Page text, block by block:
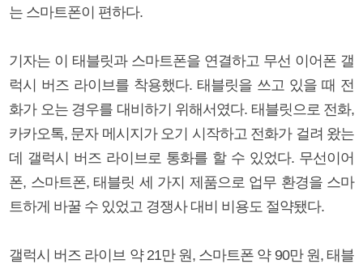
는 스마트폰이 편하다.
기자는 이 태블릿과 스마트폰을 연결하고 무선 이어폰 갤
럭시 버즈 라이브를 착용했다. 태블릿을 쓰고 있을 때 전
화가 오는 경우를 대비하기 위해서였다. 태블릿으로 전화,
카카오톡, 문자 메시지가 오기 시작하고 전화가 걸려 왔는
데 갤럭시 버즈 라이브로 통화를 할 수 있었다. 무선이어
폰, 스마트폰, 태블릿 세 가지 제품으로 업무 환경을 스마
트하게 바꿀 수 있었고 경쟁사 대비 비용도 절약됐다.
갤럭시 버즈 라이브 약 21만 원, 스마트폰 약 90만 원, 태블